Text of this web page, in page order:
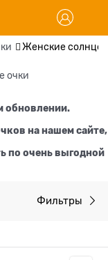
Женские
очки
обновлении.
на нашем сайте,
по очень выгодной
Фильтры